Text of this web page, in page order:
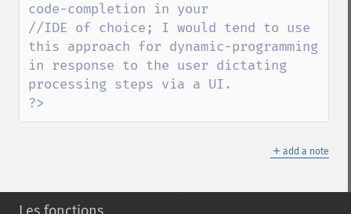
code-completion in your
//IDE of choice; I would tend to use
this approach for dynamic-programming
in response to the user dictating
?>
＋ add a note